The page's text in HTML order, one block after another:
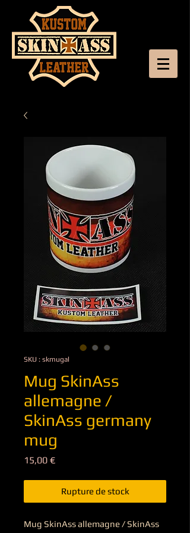
SKU : skmugal
Mug SkinAss
allemagne /
SkinAss germany
mug
15,00 €Prix
Rupture de stock
Mug SkinAss allemagne / SkinAss